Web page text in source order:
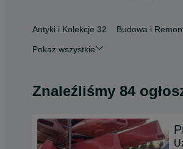
Antyki i Kolekcje 32 Budowa i
Pokaż wszystkie
Znaleźliśmy 84